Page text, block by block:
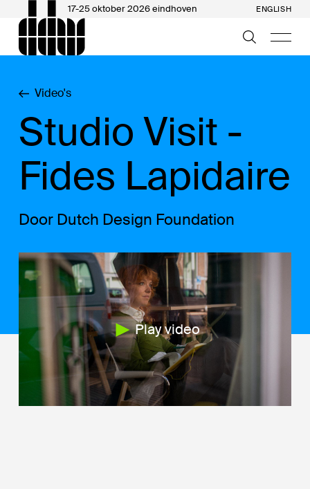
17-25 oktober 2026 eindhoven ENGLISH
Video's
Studio Visit -
Fides Lapidaire
Door Dutch Design Foundation
Play video